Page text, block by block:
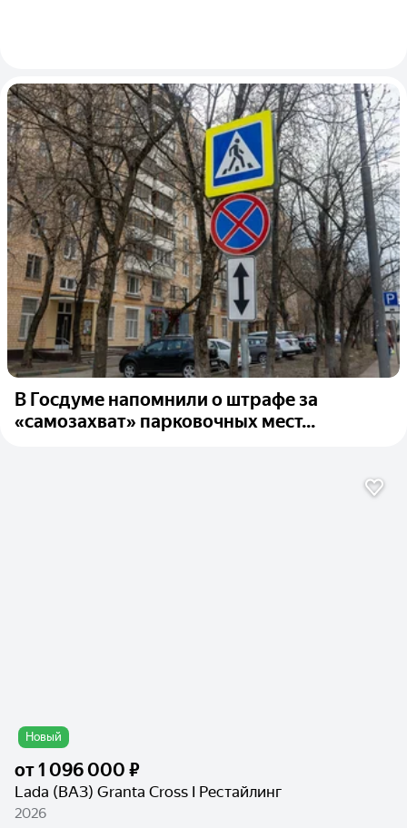
В Госдуме напомнили о штрафе за
«самозахват» парковочных мест...
Новый
от1 096 000 ₽
Lada (ВАЗ) Granta Cross I Рестайлинг
2026